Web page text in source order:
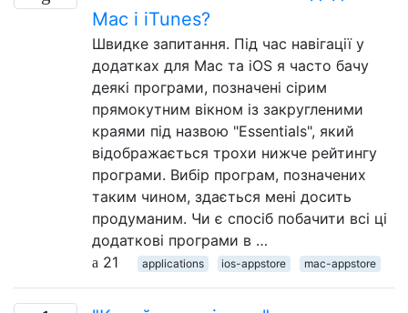
Mac і iTunes?
Швидке запитання. Під час навігації у
додатках для Mac та iOS я часто бачу
деякі програми, позначені сірим
прямокутним вікном із закругленими
краями під назвою "Essentials", який
відображається трохи нижче рейтингу
програми. Вибір програм, позначених
таким чином, здається мені досить
продуманим. Чи є спосіб побачити всі ці
додаткові програми в …
21
applications ios-appstore mac-appstore